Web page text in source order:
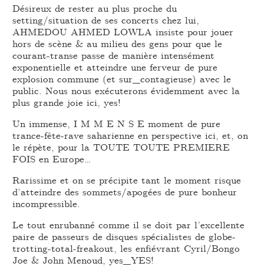
Désireux de rester au plus proche du
setting/situation de ses concerts chez lui,
AHMEDOU AHMED LOWLA insiste pour jouer
hors de scène & au milieu des gens pour que le
courant-transe passe de manière intensément
exponentielle et atteindre une ferveur de pure
explosion commune (et sur_contagieuse) avec le
public. Nous nous exécuterons évidemment avec la
plus grande joie ici, yes!
Un immense, I M M E N S E moment de pure
trance-fête-rave saharienne en perspective ici, et, on
le répète, pour la TOUTE TOUTE PREMIERE
FOIS en Europe…
Rarissime et on se précipite tant le moment risque
d’atteindre des sommets/apogées de pure bonheur
incompressible.
Le tout enrubanné comme il se doit par l’excellente
paire de passeurs de disques spécialistes de globe-
trotting-total-freakout, les enfiévrant Cyril/Bongo
Joe & John Menoud, yes_YES!